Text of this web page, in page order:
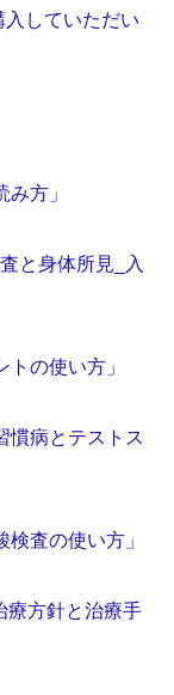
していただい
方」
と身体所見_入
の使い方」
慣病とテストス
査の使い方」
療方針と治療手